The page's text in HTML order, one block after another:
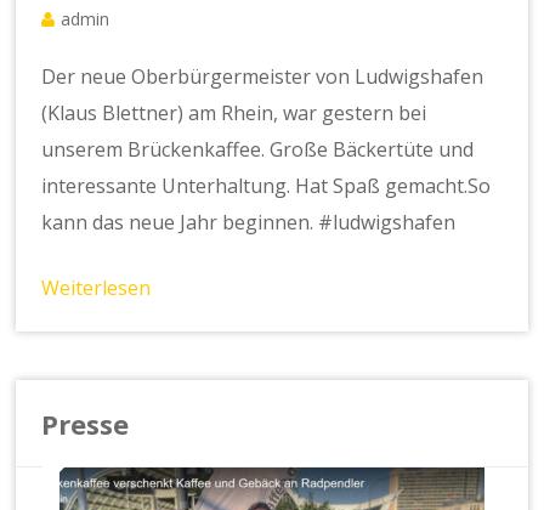
admin
Der neue Oberbürgermeister von Ludwigshafen
(Klaus Blettner) am Rhein, war gestern bei
unserem Brückenkaffee. Große Bäckertüte und
interessante Unterhaltung. Hat Spaß gemacht.So
kann das neue Jahr beginnen. #ludwigshafen
Weiterlesen
Presse